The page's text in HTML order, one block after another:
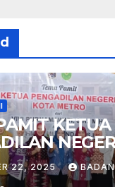
KETUA
22, 2025